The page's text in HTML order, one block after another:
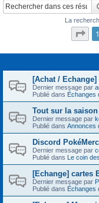
La
1
[Achat /
Dernier message par
Publié dans Échanges
Tout sur la
Dernier message par
Publié dans Annonces
Discord
Dernier message par
Publié dans Le coin
[Echange] cartes
Dernier message par
Publié dans Échanges